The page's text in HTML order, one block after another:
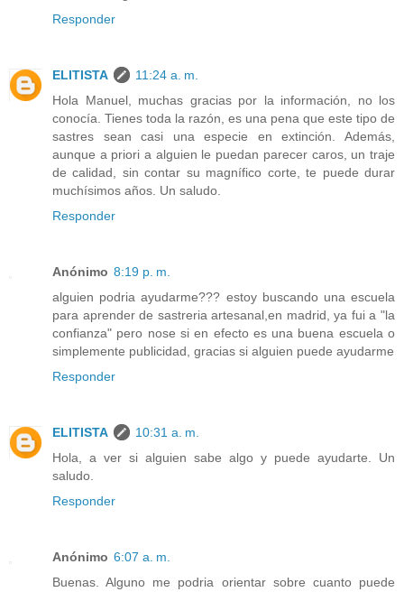
Responder
ELITISTA
11:24 a. m.
Hola Manuel, muchas gracias por la información, no los
conocía. Tienes toda la razón, es una pena que este tipo de
sastres sean casi una especie en extinción. Además,
aunque a priori a alguien le puedan parecer caros, un traje
de calidad, sin contar su magnífico corte, te puede durar
muchísimos años. Un saludo.
Responder
Anónimo 8:19 p. m.
alguien podria ayudarme??? estoy buscando una escuela
para aprender de sastreria artesanal,en madrid, ya fui a "la
confianza" pero nose si en efecto es una buena escuela o
simplemente publicidad, gracias si alguien puede ayudarme
Responder
ELITISTA
10:31 a. m.
Hola, a ver si alguien sabe algo y puede ayudarte. Un
saludo.
Responder
Anónimo 6:07 a. m.
Buenas. Alguno me podria orientar sobre cuanto puede